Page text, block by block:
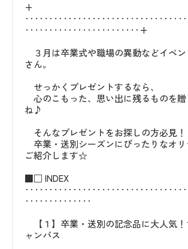
+
‥‥‥‥‥‥‥‥‥‥‥‥+
３月は卒業式や職場の異動などイベン
さん。
せっかくプレゼントするなら、
心のこもった、思い出に残るものを贈
ね♪
そんなプレゼントをお探しの方必見！
卒業・送別シーズンにぴったりなオリ
ご紹介します☆
■□ INDEX
‥‥‥‥‥‥‥
【１】卒業・送別の記念品に大人気
ャンパス